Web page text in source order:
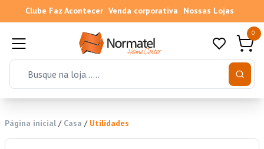
Clube Faz Acontecer Venda corporativa Nossas Lojas
0
Página inicial / Casa / Utilidades